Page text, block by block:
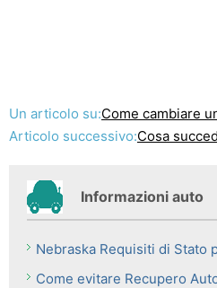
Un articolo su:Come cambiare
Articolo successivo:Cosa succede
Informazioni auto
Nebraska Requisiti di Stato
Come evitare Recupero